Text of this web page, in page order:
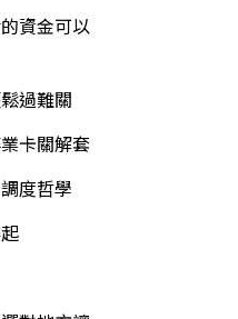
資金可以
過難關
卡關解套
度哲學